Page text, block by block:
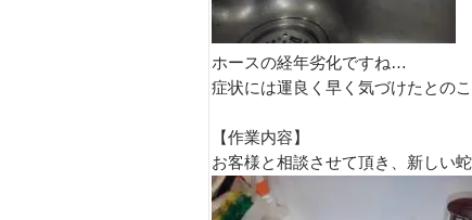
ホースの経年劣化ですね…
症状には運良く早く気づけたとの
【作業内容】
お客様と相談させて頂き、新しい